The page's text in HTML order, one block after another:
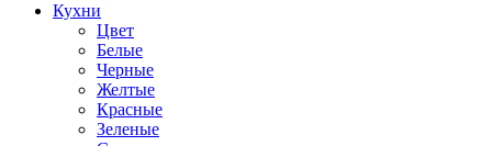
Кухни
Цвет
Белые
Черные
Желтые
Красные
Зеленые